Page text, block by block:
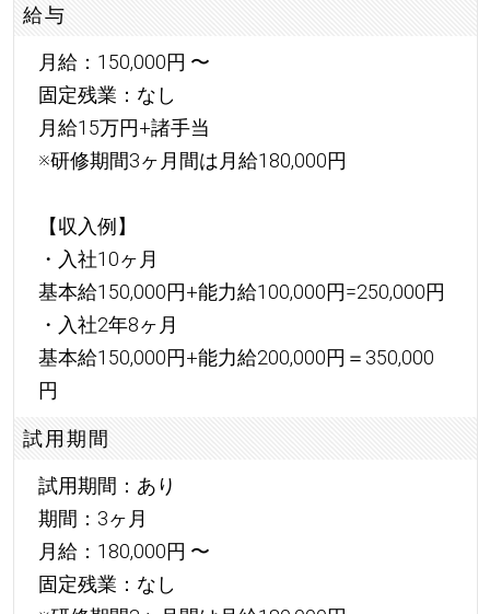
給与
月給：150,000円 〜
固定残業：なし
月給15万円+諸手当
※研修期間3ヶ月間は月給180,000円
【収入例】
・入社10ヶ月
基本給150,000円+能力給100,000円=250,000円
・入社2年8ヶ月
基本給150,000円+能力給200,000円＝350,000
円
試用期間
試用期間：あり
期間：3ヶ月
月給：180,000円 〜
固定残業：なし